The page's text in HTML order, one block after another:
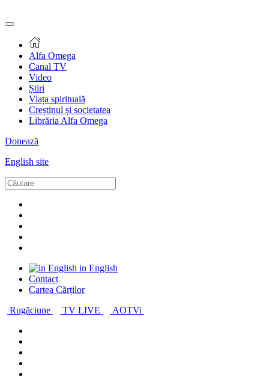
Alfa Omega
Canal TV
Video
Știri
Viața spirituală
Creștinul și societatea
Librăria Alfa Omega
Donează
English site
in English
Contact
Cartea Cărților
Rugăciune
TV LIVE AOTVi